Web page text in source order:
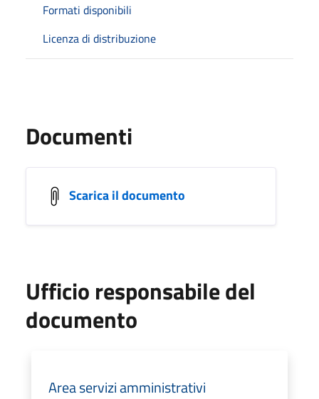
Formati disponibili
Licenza di distribuzione
Documenti
Scarica il documento
Ufficio responsabile del
documento
Area servizi amministrativi